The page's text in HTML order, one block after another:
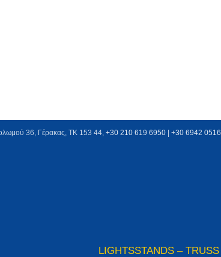
36, Γέρακας, ΤΚ 153 44, +30 210 619 6950 | +30 6942
LIGHTSSTANDS –